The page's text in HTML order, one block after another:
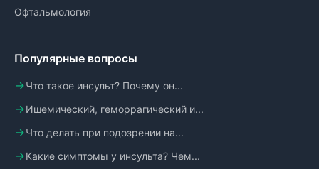
Офтальмология
Популярные вопросы
Что такое инсульт? Почему он...
Ишемический, геморрагический и...
Что делать при подозрении на...
Какие симптомы у инсульта? Чем...